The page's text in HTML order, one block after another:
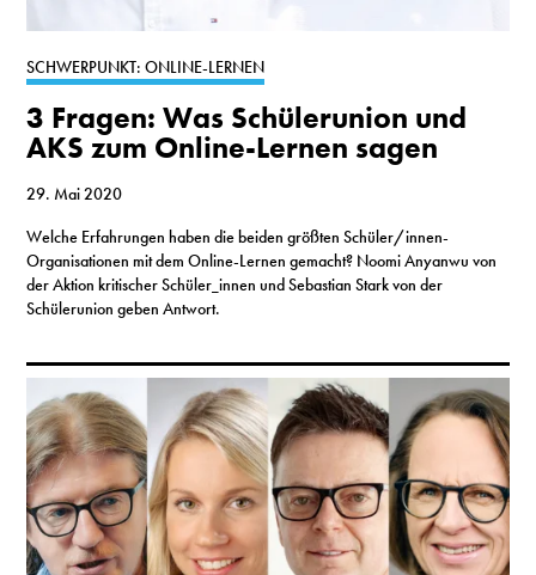
SCHWERPUNKT: ONLINE-LERNEN
3 Fragen: Was Schülerunion und
AKS zum Online-Lernen sagen
29. Mai 2020
Welche Erfahrungen haben die beiden größten Schüler/innen-
Organisationen mit dem Online-Lernen gemacht? Noomi Anyanwu von
der Aktion kritischer Schüler_innen und Sebastian Stark von der
Schülerunion geben Antwort.